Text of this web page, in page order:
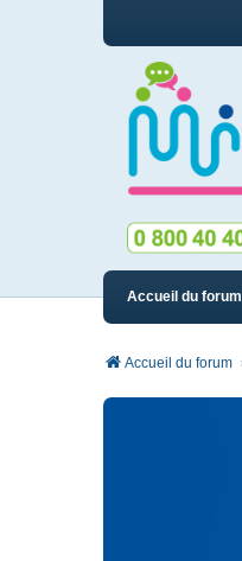
Accueil du forum
Accueil du forum